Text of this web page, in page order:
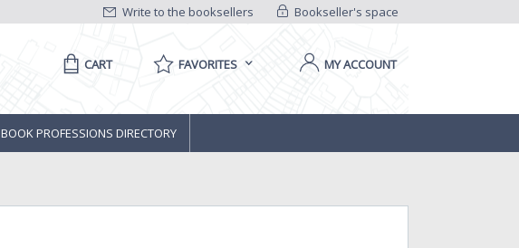
Bookseller's space
Write to the booksellers
CART FAVORITES MY ACCOUNT
BOOK PROFESSIONS DIRECTORY